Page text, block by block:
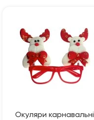
Окуляри карнавальні